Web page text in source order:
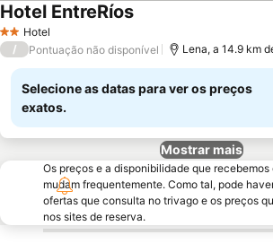
2 Estrelas
Hotel
Hotel EntreRíosVer preços
/ Pontuação não disponível Lena, a 14.9 km
Selecione as datas para ver os preços
exatos.
Mostrar mais
Os preços e a disponibilidade que recebemos
mudam frequentemente. Como tal, pode
ofertas que consulta no trivago e os preços
nos sites de reserva.